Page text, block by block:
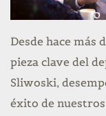
Desde hace más
pieza clave del
Sliwoski,
éxito de